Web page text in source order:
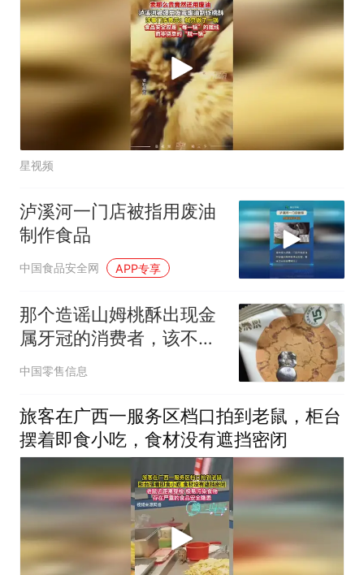
星视频
泸溪河一门店被指用废油
制作食品
中国食品安全网 APP专享
那个造谣山姆桃酥出现金
属牙冠的消费者，该不该
追究责任？
中国零售信息
旅客在广西一服务区档口拍到老鼠，柜台
摆着即食小吃，食材没有遮挡密闭